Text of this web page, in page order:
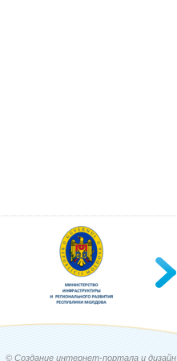
© Создание интернет-портала и дизайн